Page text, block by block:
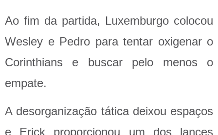
Ao fim da partida, Luxemburgo colocou
Wesley e Pedro para tentar oxigenar o
Corinthians e buscar pelo menos o
empate.
A desorganização tática deixou espaços
e Erick proporcionou um dos lances